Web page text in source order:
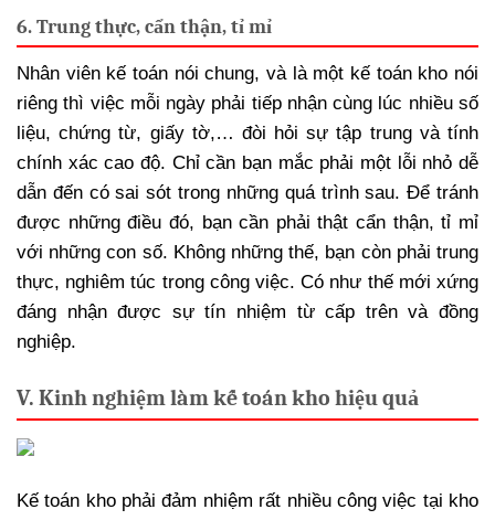
6. Trung thực, cẩn thận, tỉ mỉ
Nhân viên kế toán nói chung, và là một kế toán kho nói
riêng thì việc mỗi ngày phải tiếp nhận cùng lúc nhiều số
liệu, chứng từ, giấy tờ,… đòi hỏi sự tập trung và tính
chính xác cao độ. Chỉ cần bạn mắc phải một lỗi nhỏ dễ
dẫn đến có sai sót trong những quá trình sau. Để tránh
được những điều đó, bạn cần phải thật cẩn thận, tỉ mỉ
với những con số. Không những thế, bạn còn phải trung
thực, nghiêm túc trong công việc. Có như thế mới xứng
đáng nhận được sự tín nhiệm từ cấp trên và đồng
nghiệp.
V. Kinh nghiệm làm kế toán kho hiệu quả
Kế toán kho phải đảm nhiệm rất nhiều công việc tại kho